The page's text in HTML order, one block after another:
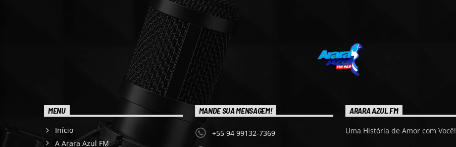
MENU
Início
A Arara Azul FM
MANDE SUA MENSAGEM!
+55 94 99132-7369
ARARA AZUL FM
Uma História de Amor com Você!